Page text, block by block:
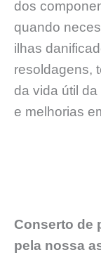
dos
quando
ilhas
resoldagens,
da vida útil
e melhorias
Conserto de
pela nossa